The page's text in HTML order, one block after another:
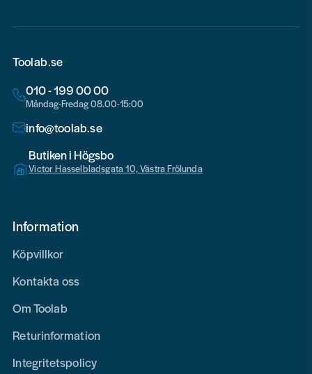
Toolab.se
010 - 199 00 00
Måndag-Fredag 08.00-15:00
info@toolab.se
Butiken i Högsbo
Victor Hasselbladsgata 10, Västra Frölunda
Information
Köpvillkor
Kontakta oss
Om Toolab
Returinformation
Integritetspolicy